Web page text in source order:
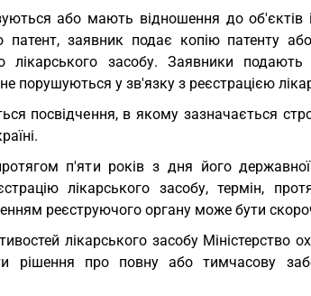
або мають відношення до об'єктів
заявник подає копію патенту
лікарського засобу. Заявники
порушуються у зв'язку з реєстрацією
посвідчення, в якому зазначається
п'яти років з дня його державної
лікарського засобу, термін,
реєструючого органу може бути
лікарського засобу Міністерство
рішення про повну або тимчасову